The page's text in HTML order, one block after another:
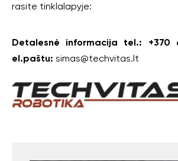
rasite tinklalapyje:
Detalesnė informacija tel.: +370
el.paštu: simas@techvitas.lt